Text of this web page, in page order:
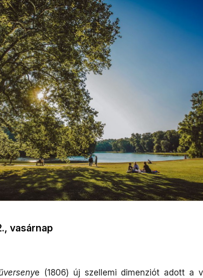
vasárnap
e (1806) új szellemi dimenziót adott a